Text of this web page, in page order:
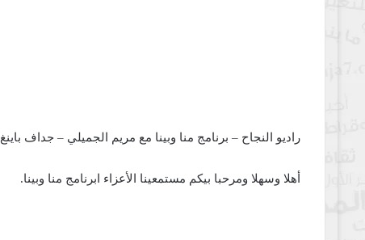
راديو النجاح – برنامج منا وبينا مع مريم الجميلي – جداف باينغ
أهلا وسهلا ومرحبا بيكم مستمعينا الأعزاء ابرنامج منا وبينا.